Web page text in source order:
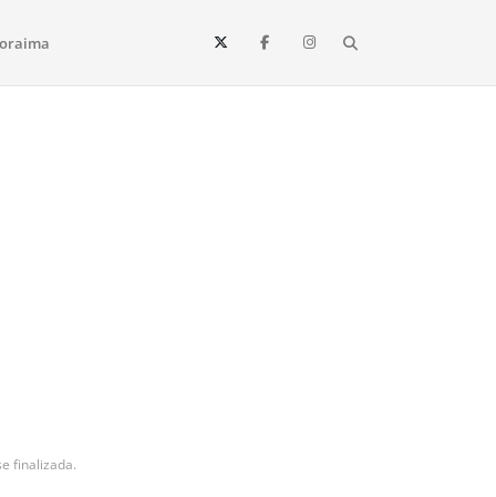
e todo o estado de Roraima. Fique sempre informado
finalizada.